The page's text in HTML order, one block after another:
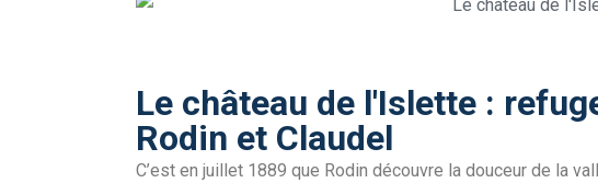
Le château de l'Islette :
Rodin et Claudel
C’est en juillet 1889 que Rodin découvre la douceur de la